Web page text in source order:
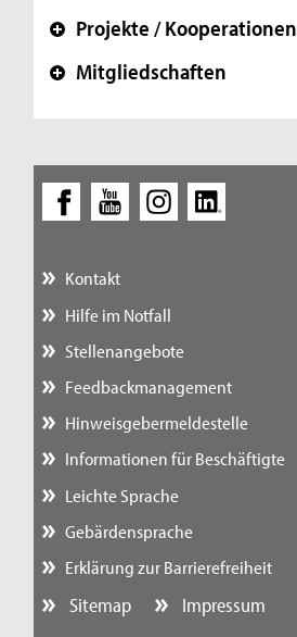
+ Projekte / Kooperationen
+ Mitgliedschaften
Kontakt
Hilfe im Notfall
Stellenangebote
Feedbackmanagement
Hinweisgebermeldestelle
Informationen für Beschäftigte
Leichte Sprache
Gebärdensprache
Erklärung zur Barrierefreiheit
Sitemap
Impressum